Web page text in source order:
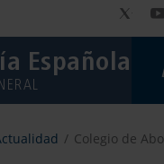
Española
Colegio de